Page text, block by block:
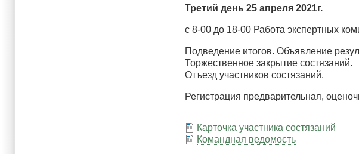
Третий день 25 апреля 2021г.
с 8-00 до 18-00 Работа экспертных
Подведение итогов. Объявление
Торжественное закрытие состязаний.
Отъезд участников состязаний.
Регистрация предварительная,
Карточка участника состязаний
Командная ведомость